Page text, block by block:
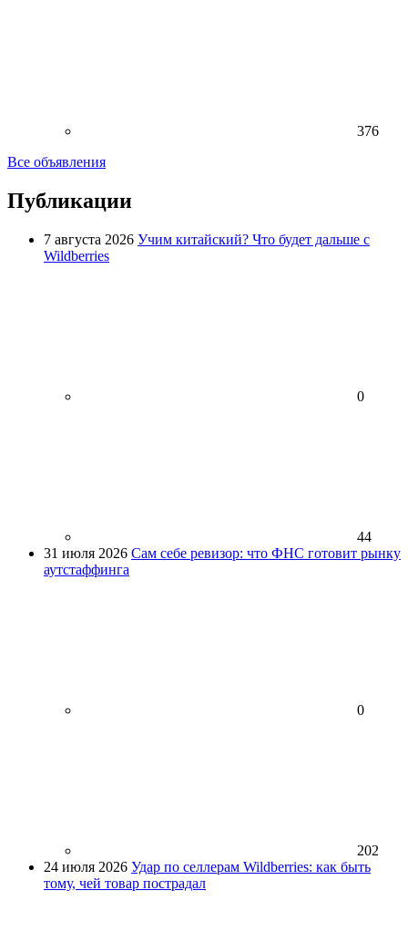
376
Все объявления
Публикации
7 августа 2026 Учим китайский? Что будет дальше с
Wildberries
0
44
31 июля 2026 Сам себе ревизор: что ФНС готовит рынку
аутстаффинга
0
202
24 июля 2026 Удар по селлерам Wildberries: как быть
тому, чей товар пострадал